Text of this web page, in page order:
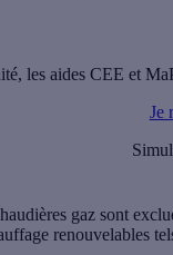
les aides CEE et
Je
gaz sont
renouvelables